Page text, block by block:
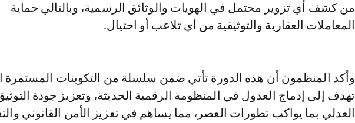
من كشف أي تزوير محتمل في الهويات والوثائق الرسمية، وبالتالي حماية
المعاملات العقارية والتوثيقية من أي تلاعب أو احتيال.
وأكد المنظمون أن هذه الدورة تأتي ضمن سلسلة من التكوينات المستمرة
تهدف إلى إدماج العدول في المنظومة الرقمية الحديثة، وتعزيز جودة
العدلي بما يواكب تطورات العصر، مما يساهم في تعزيز الأمن القانوني